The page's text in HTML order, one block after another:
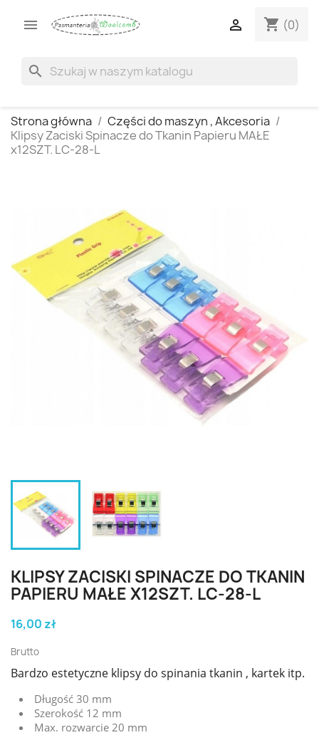
 shopping_cart (0)

search
Strona główna
Części do maszyn , Akcesoria
Klipsy Zaciski Spinacze do Tkanin Papieru MAŁE
x12SZT. LC-28-L
KLIPSY ZACISKI SPINACZE DO TKANIN
PAPIERU MAŁE X12SZT. LC-28-L
16,00 zł
Brutto
Bardzo estetyczne klipsy do spinania tkanin , kartek itp.
Długość 30 mm
Szerokość 12 mm
Max. rozwarcie 20 mm